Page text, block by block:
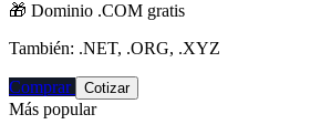
🎁 Dominio .COM gratis
También: .NET, .ORG, .XYZ
Comprar Cotizar
Más popular